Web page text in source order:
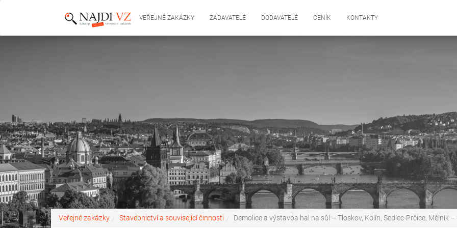
VEŘEJNÉ ZAKÁZKY ZADAVATELÉ DODAVATELÉ CENÍK KONTAKTY
Veřejné zakázky Stavebnictví a související činnosti Demolice a výstavba hal na sůl – Tloskov, Kolín, Sedlec-Prčice, Mělník –